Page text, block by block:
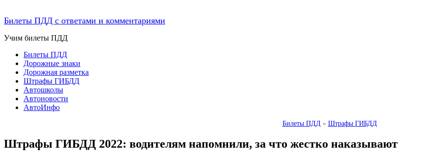
Билеты ПДД с ответами и комментариями
Учим билеты ПДД
Билеты ПДД
Дорожные знаки
Дорожная разметка
Штрафы ГИБДД
Автошколы
Автоновости
АвтоИнфо
Билеты ПДД » Штрафы ГИБДД
Штрафы ГИБДД 2022: водителям напомнили, за что жестко наказывают